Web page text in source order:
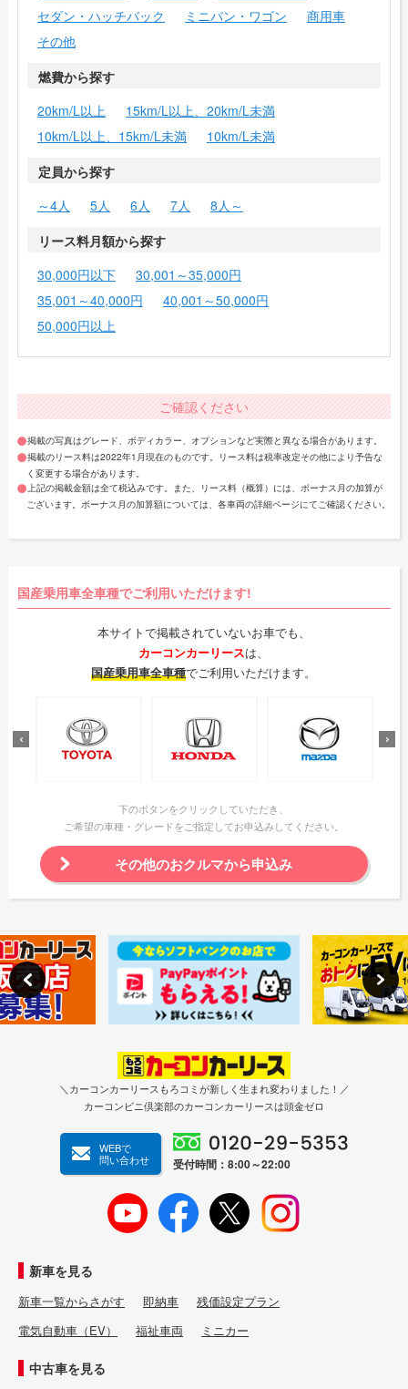
セダン・ハッチバック
ミニバン・ワゴン
商用車
その他
燃費から探す
20km/L以上
15km/L以上、20km/L未満
10km/L以上、15km/L未満
10km/L未満
定員から探す
～4人
5人 6人 7人
8人～
リース料月額から探す
30,000円以下
30,001～35,000円
35,001～40,000円
40,001～50,000円
50,000円以上
ご確認ください
掲載の写真はグレード、ボディカラー、オプションなど実際と異なる場合があります。
掲載のリース料は2022年1月現在のものです。リース料は税率改定その他により予告な
く変更する場合があります。
上記の掲載金額は全て税込みです。また、リース料（概算）には、ボーナス月の加算が
ございます。ボーナス月の加算額については、各車両の詳細ページにてご確認ください。
国産乗用車全車種でご利用いただけます!
本サイトで掲載されていないお車でも、
カーコンカーリースは、
国産乗用車全車種でご利用いただけます。
下のボタンをクリックしていただき、
ご希望の車種・グレードをご指定してお申込みしてください。
その他のおクルマから申込み
＼カーコンカーリースもろコミが新しく生まれ変わりました！／
カーコンビニ倶楽部のカーコンカーリースは頭金ゼロ
WEBで
問い合わせ
受付時間：8:00～22:00
新車を見る
新車一覧からさがす 即納車
残価設定プラン
電気自動車（EV）
福祉車両 ミニカー
中古車を見る